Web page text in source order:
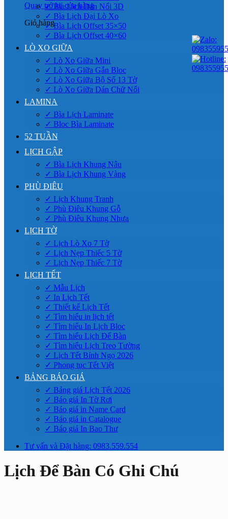
Quay trở lại cửa hàng
Giỏ hàng
✓ Bìa Lịch Dán Nổi 3D
✓ Bìa Lịch Đại Lò Xo
✓ Bìa Lịch Offset 35×50
✓ Bìa Lịch Offset 40×60
LÒ XO GIỮA
✓ Lò Xo Giữa Mini
✓ Lò Xo Giữa Gắn Bloc
✓ Lò Xo Giữa Bộ Số 13 Tờ
✓ Lò Xo Giữa Dán Chữ Nổi
LAMINA
✓ Bìa Lịch Laminate
✓ Bloc Bìa Laminate
52 TUẦN
LỊCH GẬP
✓ Bìa Lịch Khung Nâu
✓ Bìa Lịch Khung Vàng
PHÙ ĐIÊU
✓ Lịch Khung Tranh
✓ Phù Điêu Khung Gỗ
✓ Phù Điêu Khung Nhựa
LỊCH TỜ
✓ Lịch Lò Xo 7 Tờ
✓ Lịch Nẹp Thiếc 5 Tờ
✓ Lịch Nẹp Thiếc 7 Tờ
LỊCH TẾT
✓ Mẫu Lịch
✓ In Lịch Tết
✓ Thiết kế Lịch Tết
✓ Tìm hiểu in lịch tết
✓ Tìm hiểu In Lịch Bloc
✓ Tìm hiểu Lịch Để Bàn
✓ Tìm hiểu Lịch Treo Tường
✓ Lịch Tết Bính Ngọ 2026
✓ Phong tục Tết Việt
BẢNG BÁO GIÁ
✓ Bảng giá Lịch Tết 2026
✓ Báo giá In Tờ Rơi
✓ Báo giá in Name Card
✓ Báo giá in Catalogue
✓ Báo giá In Bao Thư
Tư vấn và Đặt hàng: 0983.559.554
Lịch Để Bàn Có Ghi Chú